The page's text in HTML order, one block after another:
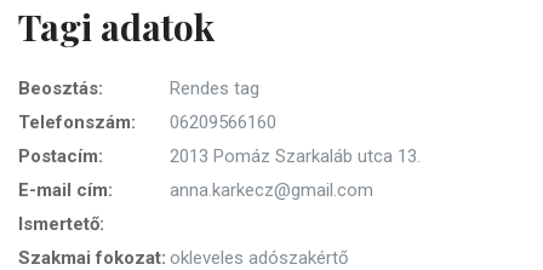
Tagi adatok
Beosztás:
Rendes tag
Telefonszám:
06209566160
Postacím:
2013 Pomáz Szarkaláb utca 13.
E-mail cím:
anna.karkecz@gmail.com
Ismertető:
Szakmai fokozat: okleveles adószakértő